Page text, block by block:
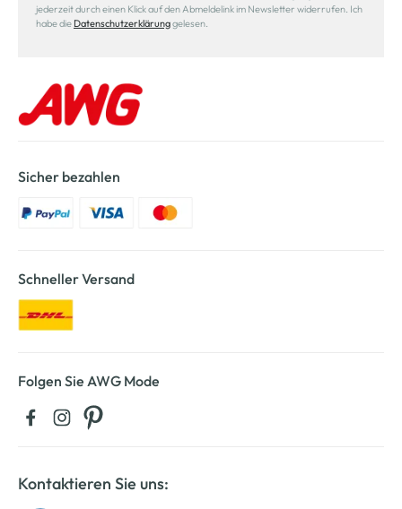
jederzeit durch einen Klick auf den Abmeldelink im Newsletter widerrufen. Ich
habe die Datenschutzerklärunggelesen.
Sicher bezahlen
Schneller Versand
Folgen Sie AWG Mode
Kontaktieren Sie uns: